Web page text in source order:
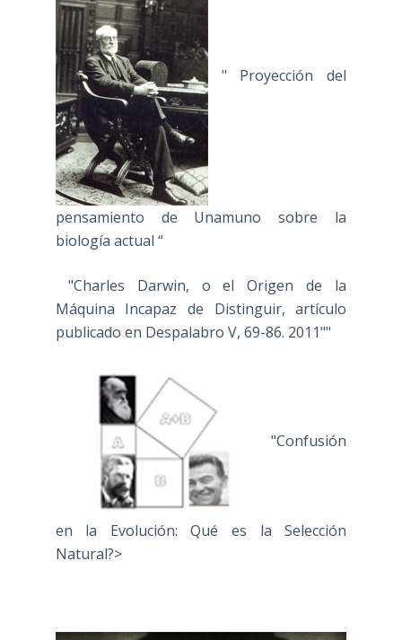
" Proyección del
pensamiento de Unamuno sobre la
biología actual “
"Charles Darwin, o el Origen de la
Máquina Incapaz de Distinguir, artículo
publicado en Despalabro V, 69-86. 2011""
"Confusión
en la Evolución: Qué es la Selección
Natural?>